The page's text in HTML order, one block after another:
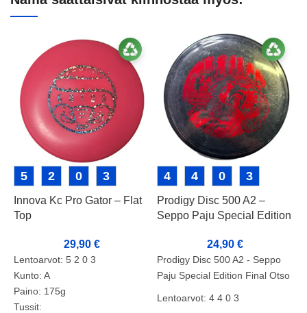
5 2 0 3
Innova Kc Pro Gator – Flat
Top
29,90 €
Lentoarvot: 5 2 0 3
Kunto: A
Paino: 175g
Tussit:
4 4 0 3
Prodigy Disc 500 A2 –
Seppo Paju Special Edition
24,90 €
Prodigy Disc 500 A2 - Seppo
Paju Special Edition Final Otso
Lentoarvot: 4 4 0 3